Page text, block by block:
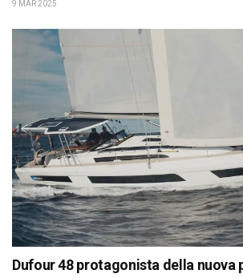
9 MAR 2025
Dufour 48 protagonista della nuova